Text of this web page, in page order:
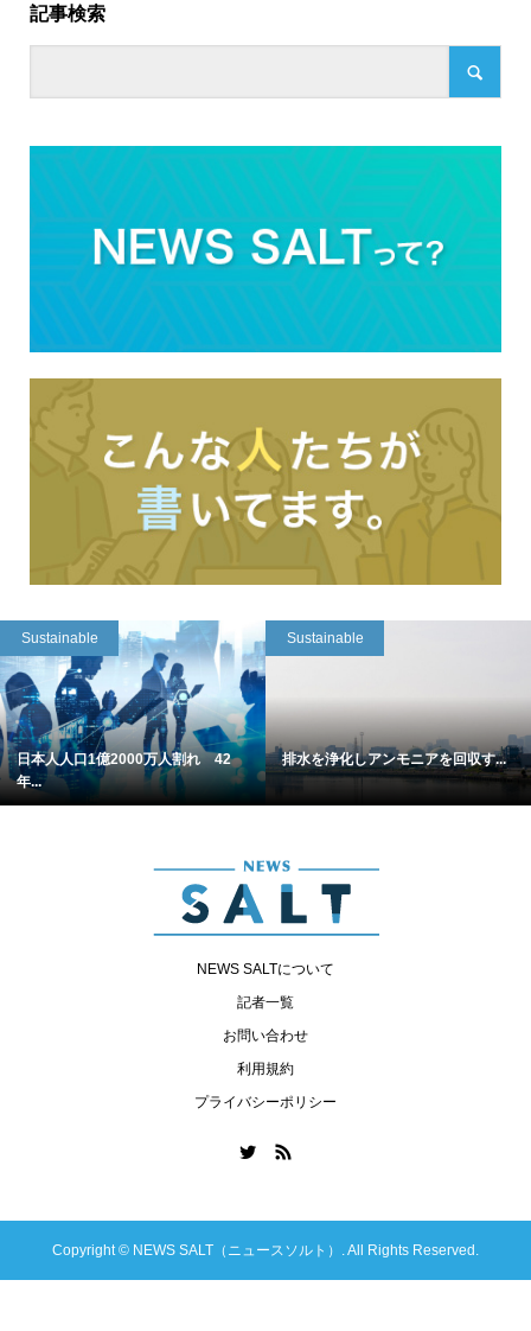
記事検索
Sustainable
日本人人口1億2000万人割れ 42
年...
Sustainable
排水を浄化しアンモニアを回収す...
NEWS SALTについて
記者一覧
お問い合わせ
利用規約
プライバシーポリシー
Copyright © NEWS SALT（ニュースソルト）. All Rights Reserved.